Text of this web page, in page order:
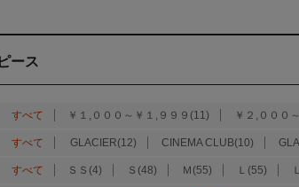
ース
すべて ￥１,０００～￥１,９９９(11) ￥２,０００
すべて GLACIER(12) CINEMA CLUB(10)
すべて ＳＳ(4) Ｓ(48) Ｍ(55) Ｌ(55)